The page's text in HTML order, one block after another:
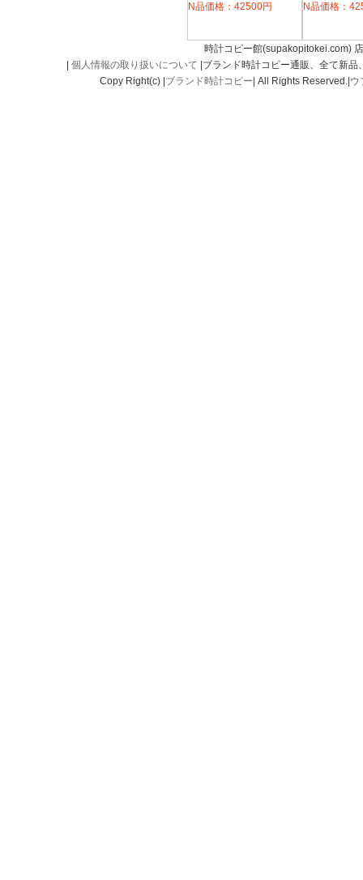
N品価格：42500円
N品価格：
時計コピー館(supakopitokei.com)
個人情報の取り扱いについて |ブランド時計コピー通販、全て新
Copy Right(c) | ブランド時計コピー | All Rights Reserved.| ウ